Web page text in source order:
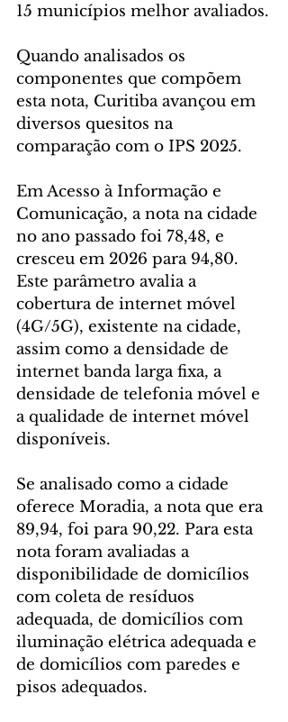
15 municípios melhor avaliados.
Quando analisados os
componentes que compõem
esta nota, Curitiba avançou em
diversos quesitos na
comparação com o IPS 2025.
Em Acesso à Informação e
Comunicação, a nota na cidade
no ano passado foi 78,48, e
cresceu em 2026 para 94,80.
Este parâmetro avalia a
cobertura de internet móvel
(4G/5G), existente na cidade,
assim como a densidade de
internet banda larga fixa, a
densidade de telefonia móvel e
a qualidade de internet móvel
disponíveis.
Se analisado como a cidade
oferece Moradia, a nota que era
89,94, foi para 90,22. Para esta
nota foram avaliadas a
disponibilidade de domicílios
com coleta de resíduos
adequada, de domicílios com
iluminação elétrica adequada e
de domicílios com paredes e
pisos adequados.